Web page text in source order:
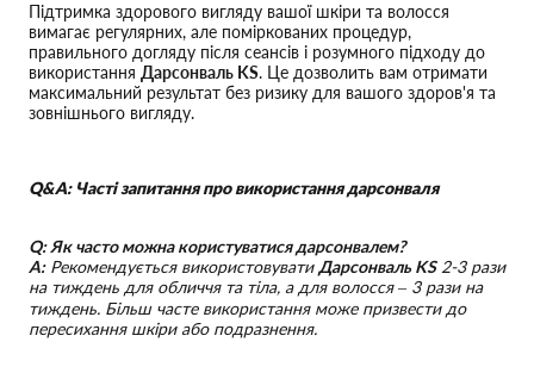
Підтримка здорового вигляду вашої шкіри та волосся
вимагає регулярних, але поміркованих процедур,
правильного догляду після сеансів і розумного підходу до
використання Дарсонваль KS. Це дозволить вам отримати
максимальний результат без ризику для вашого здоров'я та
зовнішнього вигляду.
Q&A: Часті запитання про використання дарсонваля
Q: Як часто можна користуватися дарсонвалем?
A:Рекомендується використовуватиДарсонваль KS2-3 рази
на тиждень для обличчя та тіла, а для волосся – 3 рази на
тиждень. Більш часте використання може призвести до
пересихання шкіри або подразнення.